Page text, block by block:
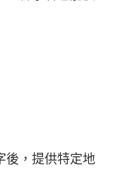
後，提供特定地